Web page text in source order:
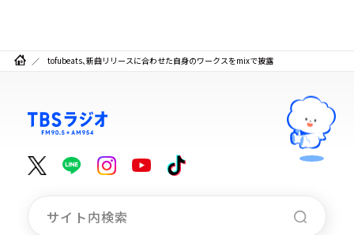
tofubeats、新曲リリースに合わせた自身のワークスをmixで披露